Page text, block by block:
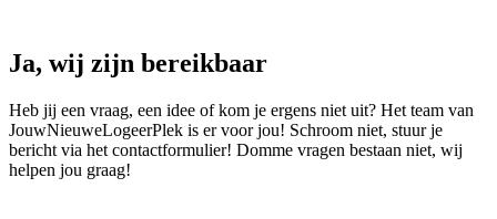
Ja, wij zijn bereikbaar
Heb jij een vraag, een idee of kom je ergens niet uit? Het team van
JouwNieuweLogeerPlek is er voor jou! Schroom niet, stuur je
bericht via het contactformulier! Domme vragen bestaan niet, wij
helpen jou graag!